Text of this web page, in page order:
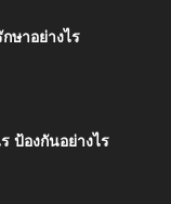
ษาอย่างไร
ป้องกันอย่างไร